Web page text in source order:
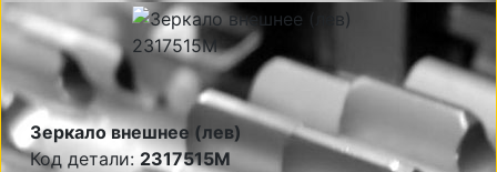
Зеркало внешнее (лев)
Код детали: 2317515M